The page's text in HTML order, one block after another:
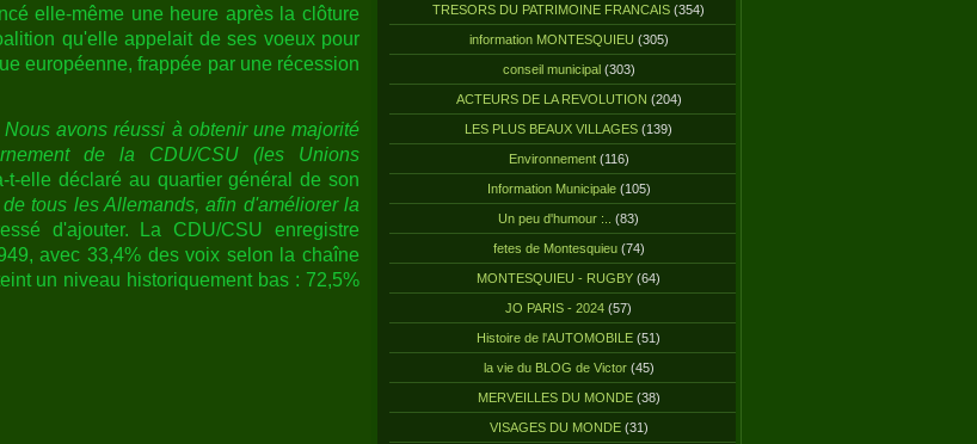
elle-même une heure après la clôture
qu'elle appelait de ses voeux pour
européenne, frappée par une récession
avons réussi à obtenir une majorité
de la CDU/CSU (les Unions
t-elle déclaré au quartier général de son
tous les Allemands, afin d'améliorer la
d'ajouter. La CDU/CSU enregistre
avec 33,4% des voix selon la chaîne
un niveau historiquement bas : 72,5%
TRESORS DU PATRIMOINE FRANCAIS (354)
information MONTESQUIEU (305)
conseil municipal(303)
ACTEURS DE LA REVOLUTION (204)
LES PLUS BEAUX VILLAGES (139)
Environnement(116)
Information Municipale(105)
Un peu d'humour :.. (83)
fetes de Montesquieu(74)
MONTESQUIEU - RUGBY (64)
JO PARIS - 2024 (57)
Histoire de l'AUTOMOBILE (51)
la vie du BLOG de Victor(45)
MERVEILLES DU MONDE(38)
VISAGES DU MONDE(31)